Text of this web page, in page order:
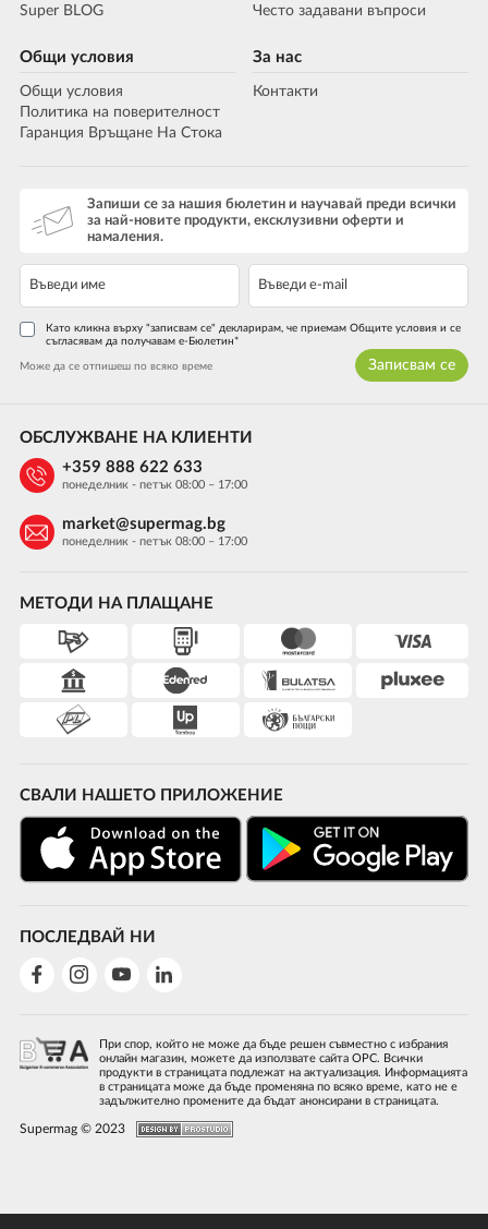
Super BLOG
Често задавани въпроси
Общи условия
Общи условия
Политика на поверителност
Гаранция Връщане На Стока
За нас
Контакти
Запиши се за нашия бюлетин и научавай преди всички
за най-новите продукти, ексклузивни оферти и
намаления.
Като кликна върху "записвам се" декларирам, че приемам Общите условия и се
съгласявам да получавам е-Бюлетин*
Може да се отпишеш по всяко време Записвам се
МЕТОДИ НА ПЛАЩАНЕ
СВАЛИ НАШЕТО ПРИЛОЖЕНИЕ
ПОСЛЕДВАЙ НИ
ОБСЛУЖВАНЕ НА КЛИЕНТИ
+359 888 622 633
понеделник - петък 08:00 – 17:00
market@supermag.bg
понеделник - петък 08:00 – 17:00
При спор, който не може да бъде решен съвместно с избрания
онлайн магазин, можете да използвате сайта ОРС. Всички
продукти в страницата подлежат на актуализация. Информацията
в страницата може да бъде променяна по всяко време, като не е
задължително промените да бъдат анонсирани в страницата.
Supermag © 2023